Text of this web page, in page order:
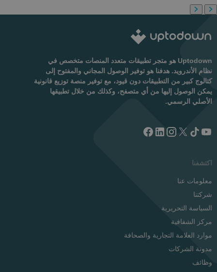
Uptodown هو متجر تطبيقات متعدد المنصات متخصص في
نظام الأندرويد. هدفنا هو توفير الوصول المجاني والمفتوح إلى
كتالوج كبير من التطبيقات دون قيود، مع توفير منصة توزيع قانونية
يمكن الوصول إليها من أي متصفح، وكذلك من خلال تطبيقها
الأصلي الرسمي.
اكتشفنا
معلومات عنا
شركتنا
السياسة التحريرية
مركز الشفافية
موارد العلامة التجارية والصحافة
مدونة الشركات
وظائف